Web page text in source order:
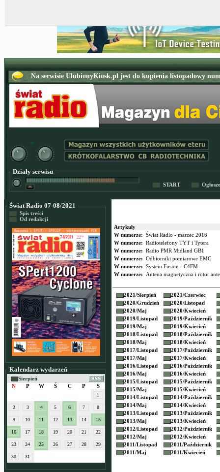
Działy serwisu
START
Świat Radio 07-08/2021
Spis treści
Od redakcji
Kalendarz wydarzeń
Sierpień
N
P W Ś C P S
1
2 3 4 5 6 7 8
9 10 11 12 13 14 15
16 17 18 19 20 21 22
23 24 25 26 27 28 29
30 31
Artykuły
W numerze: Świat Radio - marzec 2016
W numerze: Radiotelefony TYT i Tytera
W numerze: Radio PMR Midland GB1
W numerze: Odbiorniki pomiarowe EMC
W numerze: System Fusion - C4FM
W numerze:
Antena magnetyczna i rotor
2021/Sierpień 2021/Czerwiec
2020/Grudzień 2020/Listopad
2020/Maj 2020/Kwiecień
2019/Listopad 2019/Październik
2019/Maj 2019/Kwiecień
2018/Listopad 2018/Październik
2018/Maj 2018/Kwiecień
2017/Listopad 2017/Październik
2017/Maj 2017/Kwiecień
2016/Listopad 2016/Październik
2016/Maj 2016/Kwiecień
2015/Listopad 2015/Październik
2015/Maj 2015/Kwiecień
2014/Listopad 2014/Październik
2014/Maj 2014/Kwiecień
2013/Listopad 2013/Październik
2013/Maj 2013/Kwiecień
2012/Listopad 2012/Październik
2012/Maj 2012/Kwiecień
2011/Listopad 2011/Październik
2011/Maj 2011/Kwiecień